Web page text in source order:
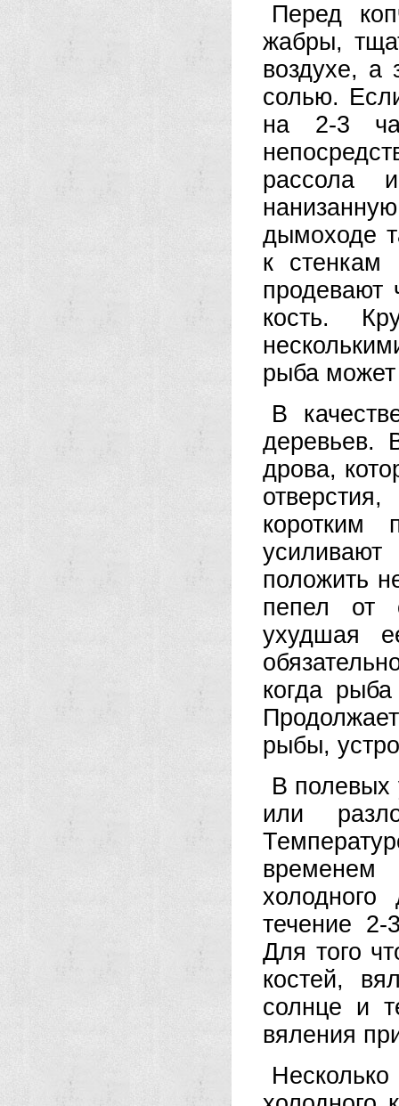
Перед
жабры,
воздухе, а
солью.
на 2-3
рассола
дымоходе
к стенкам
продевают
кость.
рыба может
В
деревьев.
дрова,
коротким
положить
пепел от
ухудшая
когда рыба
рыбы,
В полевых
или
временем
течение
Для того
костей,
солнце и
вяления